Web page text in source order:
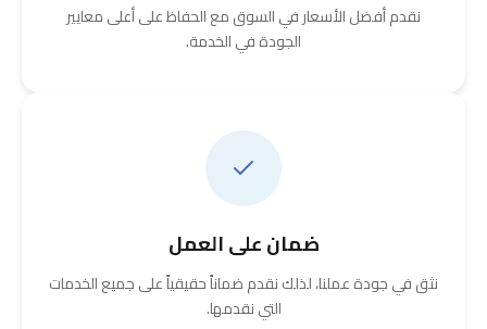
نقدم أفضل الأسعار في السوق مع الحفاظ على أعلى معايير
الجودة في الخدمة.
ضمان على العمل
نثق في جودة عملنا، لذلك نقدم ضماناً حقيقياً على جميع الخدمات
التي نقدمها.